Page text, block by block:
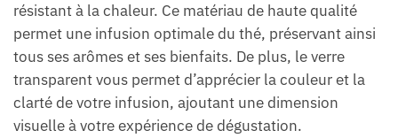
résistant à la chaleur. Ce matériau de haute qualité
permet une infusion optimale du thé, préservant ainsi
tous ses arômes et ses bienfaits. De plus, le verre
transparent vous permet d’apprécier la couleur et la
clarté de votre infusion, ajoutant une dimension
visuelle à votre expérience de dégustation.